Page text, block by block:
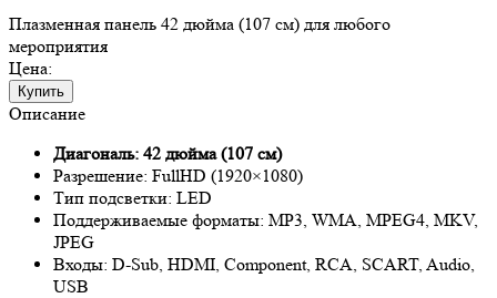
Плазменная панель 42 дюйма (107 см) для любого
мероприятия
Цена:
Купить
Описание
Диагональ: 42 дюйма (107 см)
Разрешение: FullHD (1920×1080)
Тип подсветки: LED
Поддерживаемые форматы: MP3, WMA, MPEG4, MKV,
JPEG
Входы: D-Sub, HDMI, Component, RCA, SCART, Audio,
USB